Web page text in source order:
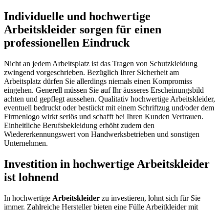
Individuelle und hochwertige
Arbeitskleider sorgen für einen
professionellen Eindruck
Nicht an jedem Arbeitsplatz ist das Tragen von Schutzkleidung
zwingend vorgeschrieben. Bezüglich Ihrer Sicherheit am
Arbeitsplatz dürfen Sie allerdings niemals einen Kompromiss
eingehen. Generell müssen Sie auf Ihr äusseres Erscheinungsbild
achten und gepflegt aussehen. Qualitativ hochwertige Arbeitskleider,
eventuell bedruckt oder bestückt mit einem Schriftzug und/oder dem
Firmenlogo wirkt seriös und schafft bei Ihren Kunden Vertrauen.
Einheitliche Berufsbekleidung erhöht zudem den
Wiedererkennungswert von Handwerksbetrieben und sonstigen
Unternehmen.
Investition in hochwertige Arbeitskleider
ist lohnend
In hochwertige Arbeitskleider zu investieren, lohnt sich für Sie
immer. Zahlreiche Hersteller bieten eine Fülle Arbeitkleider mit